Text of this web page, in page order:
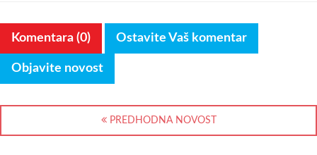
Komentara (0) Ostavite Vaš komentar
Objavite novost
PREDHODNA NOVOST